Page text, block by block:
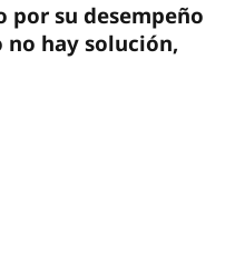
por su desempeño
no hay solución,